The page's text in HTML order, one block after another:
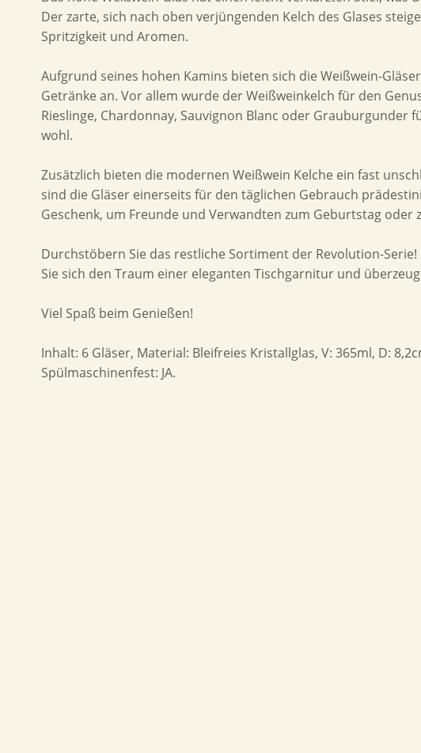
Der zarte, sich nach oben verjüngenden Kelch des Glases
Spritzigkeit und Aromen.
Aufgrund seines hohen Kamins bieten sich die Weißwein-
Getränke an. Vor allem wurde der Weißweinkelch für den
Rieslinge, Chardonnay, Sauvignon Blanc oder Grauburgunder
wohl.
Zusätzlich bieten die modernen Weißwein Kelche ein fast
sind die Gläser einerseits für den täglichen Gebrauch
Geschenk, um Freunde und Verwandten zum Geburtstag oder
Durchstöbern Sie das restliche Sortiment der Revolution-
Sie sich den Traum einer eleganten Tischgarnitur und
Viel Spaß beim Genießen!
Inhalt: 6 Gläser, Material: Bleifreies Kristallglas, V: 365ml, D:
Spülmaschinenfest: JA.